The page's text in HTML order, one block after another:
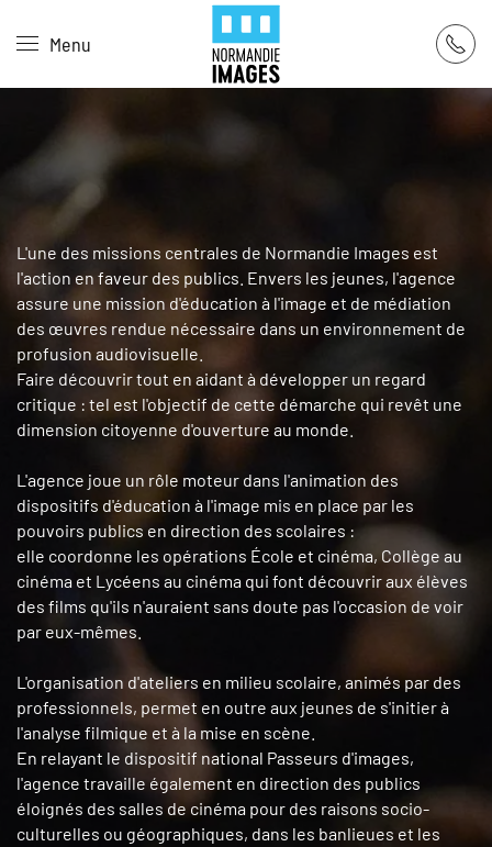
Skip to main content
Menu
L'une des missions centrales de Normandie Images est
l'action en faveur des publics. Envers les jeunes, l'agence
assure une mission d'éducation à l'image et de médiation
des œuvres rendue nécessaire dans un environnement de
profusion audiovisuelle.
Faire découvrir tout en aidant à développer un regard
critique : tel est l'objectif de cette démarche qui revêt une
dimension citoyenne d'ouverture au monde.
L'agence joue un rôle moteur dans l'animation des
dispositifs d'éducation à l'image mis en place par les
pouvoirs publics en direction des scolaires :
elle coordonne les opérations École et cinéma, Collège au
cinéma et Lycéens au cinéma qui font découvrir aux élèves
des films qu'ils n'auraient sans doute pas l'occasion de voir
par eux-mêmes.
L'organisation d'ateliers en milieu scolaire, animés par des
professionnels, permet en outre aux jeunes de s'initier à
l'analyse filmique et à la mise en scène.
En relayant le dispositif national Passeurs d'images,
l'agence travaille également en direction des publics
éloignés des salles de cinéma pour des raisons socio-
culturelles ou géographiques, dans les banlieues et les
Panneau de gestion des cookies